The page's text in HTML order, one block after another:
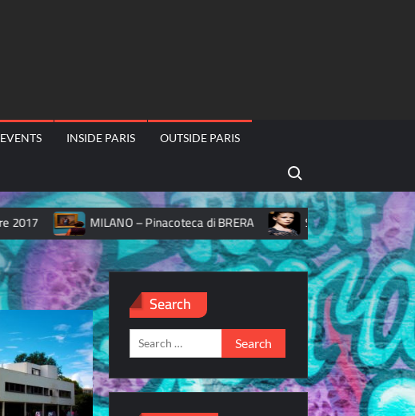
EVENTS INSIDE PARIS OUTSIDE PARIS
Search for:
MILANO – Pinacoteca di BRERA Salon de la Photo 2019 – theme
Search
Search
for: